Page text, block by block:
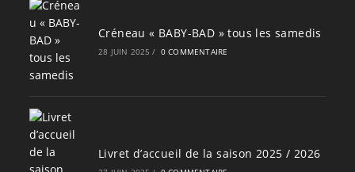
Créneau « BABY-BAD » tous les samedis
28 JUIN 2025 / 0 COMMENTAIRE
Livret d’accueil de la saison 2025 / 2026